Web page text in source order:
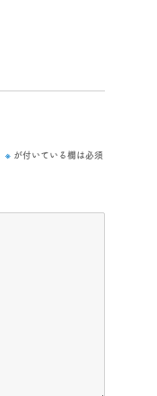
※ が付いている欄は必須